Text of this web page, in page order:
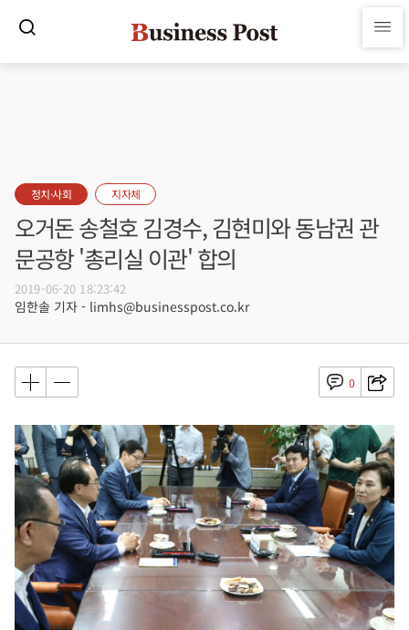
정치·사회 지자체
오거돈 송철호 김경수, 김현미와 동남권 관
문공항 '총리실 이관' 합의
2019-06-20 18:23:42
임한솔 기자 - limhs@businesspost.co.kr
0